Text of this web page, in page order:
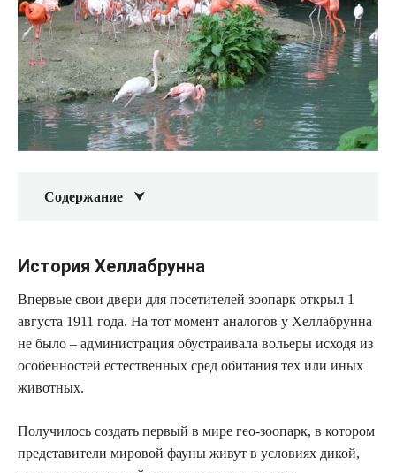
Содержание
История Хеллабрунна
Впервые свои двери для посетителей зоопарк открыл 1
августа 1911 года. На тот момент аналогов у Хеллабрунна
не было – администрация обустраивала вольеры исходя из
особенностей естественных сред обитания тех или иных
животных.
Получилось создать первый в мире гео-зоопарк, в котором
представители мировой фауны живут в условиях дикой,